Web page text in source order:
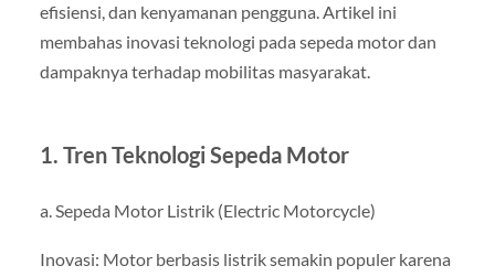
efisiensi, dan kenyamanan pengguna. Artikel ini
membahas inovasi teknologi pada sepeda motor dan
dampaknya terhadap mobilitas masyarakat.
1. Tren Teknologi Sepeda Motor
a. Sepeda Motor Listrik (Electric Motorcycle)
Inovasi: Motor berbasis listrik semakin populer karena